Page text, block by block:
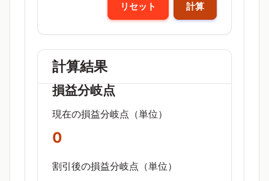
リセット 計算
計算結果
損益分岐点
現在の損益分岐点（単位）
0
割引後の損益分岐点（単位）